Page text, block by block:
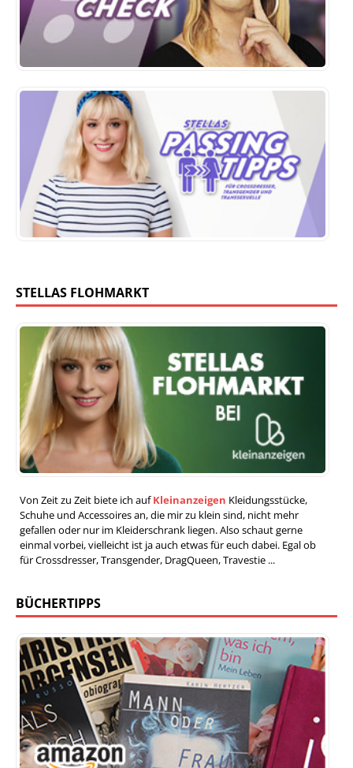
STELLAS FLOHMARKT
Von Zeit zu Zeit biete ich aufKleinanzeigen Kleidungsstücke,
Schuhe und Accessoires an, die mir zu klein sind, nicht mehr
gefallen oder nur im Kleiderschrank liegen. Also schaut gerne
einmal vorbei, vielleicht ist ja auch etwas für euch dabei. Egal ob
für Crossdresser, Transgender, DragQueen, Travestie ...
BÜCHERTIPPS